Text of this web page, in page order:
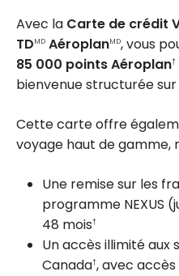
Avec la Carte de crédit
TDMD AéroplanMD, vous
85 000 points Aéroplan†
bienvenue structurée sur
Cette carte offre
voyage haut de gamme,
Une remise sur les
programme NEXUS
48 mois†
Un accès illimité aux
Canada†, avec